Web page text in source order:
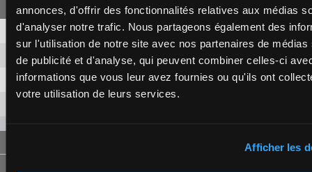
annonces, d'offrir des fonctionnalités relatives aux médias
d'analyser notre trafic. Nous partageons également des
sur l'utilisation de notre site avec nos partenaires de médias
de publicité et d'analyse, qui peuvent combiner celles-ci
informations que vous leur avez fournies ou qu'ils ont
votre utilisation de leurs services.
Afficher les
2 2,10 € 1,10 €
2,60 € 1,20 €
7 1,10 €